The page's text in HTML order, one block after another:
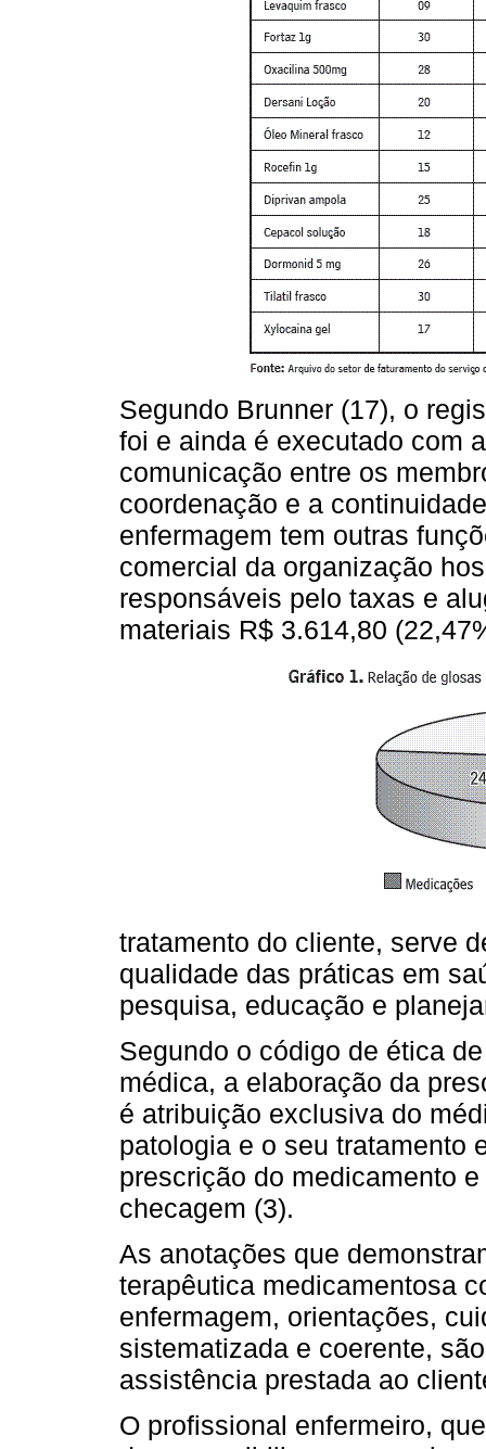
Segundo Brunner (17), o
foi e ainda é executado com
comunicação entre os
coordenação e a
enfermagem tem outras
comercial da organização
responsáveis pelo taxas e
materiais R$ 3.614,80
tratamento do cliente, serve
qualidade das práticas em
pesquisa, educação e
Segundo o código de ética
médica, a elaboração da
é atribuição exclusiva do
patologia e o seu tratamento
prescrição do medicamento
checagem (3).
As anotações que
terapêutica medicamentosa
enfermagem, orientações,
sistematizada e coerente,
assistência prestada ao
O profissional enfermeiro,